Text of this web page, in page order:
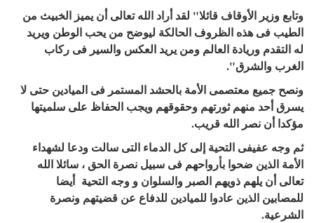
وتابع وزير الأوقاف قائلا" لقد أراد الله تعالى أن يميز الخبيث من
الطيب فى هذه الظروف الحالكة ليوضح من يحب الوطن ويريد
له التقدم وريادة العالم ومن يريد العكس والسير فى ركاب
الغرب والشرق".
ونصح جميع معتصمى الأمة بالحشد المستمر فى الميادين حتى لا
يسرق أحد منهم ثورتهم وحقوقهم ويجب الحفاظ على سلميتها
مؤكدا أن نصر الله قريب.
ثم وجه عفيفى التحية إلى كل الدماء التى سالت ودعا لشهداء
الأمة الذين ضحوا بأرواحهم فى سبيل نصرة الحق ، سائلا الله
تعالى أن يلهم ذويهم الصبر والسلوان و وجه التحية أيضا
للمصابين الذين عادوا للميادين للدفاع عن قضيتهم ونصرة
الشرعية.